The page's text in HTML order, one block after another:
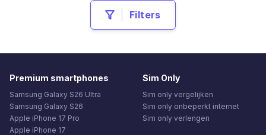
Filters
Premium smartphones
Samsung Galaxy S26 Ultra
Samsung Galaxy S26
Apple iPhone 17 Pro
Apple iPhone 17
Sim Only
Sim only vergelijken
Sim only onbeperkt internet
Sim only verlengen